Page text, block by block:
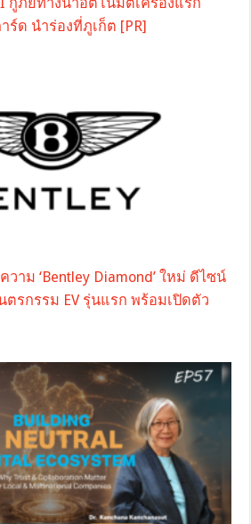
ร์ด นำร่องที่ภูเก็ต [PR]
าม ‘Bentley Diamond’ ใหม่ ดีไซน์
ตรกรรม EV รุ่นแรก พร้อมเปิดตัว